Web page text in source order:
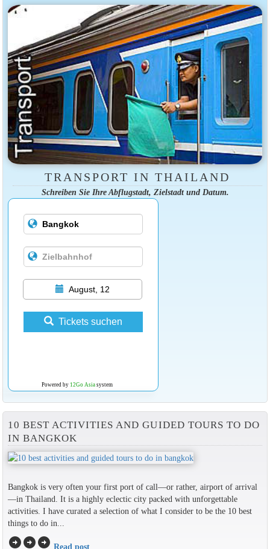
TRANSPORT IN THAILAND
Schreiben Sie Ihre Abflugstadt, Zielstadt und Datum.
August, 12
Tickets suchen
Powered by 12Go Asiasystem
10 BEST ACTIVITIES AND GUIDED TOURS TO DO
IN BANGKOK
Bangkok is very often your first port of call—or rather, airport of arrival
—in Thailand. It is a highly eclectic city packed with unforgettable
activities. I have curated a selection of what I consider to be the 10 best
things to do in...
arrow_circle_rightarrow_circle_rightarrow_circle_right Read post